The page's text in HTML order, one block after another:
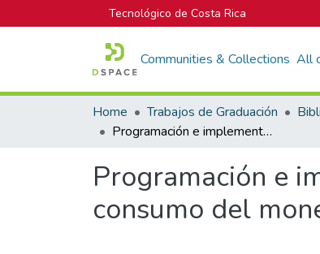
Tecnológico de Costa Rica
Communities & Collections All
Home Trabajos de Graduación
Programación e implementación de las terminales Quisar 5001 para consumo del monedero Futura 3000.
Programación e
consumo del